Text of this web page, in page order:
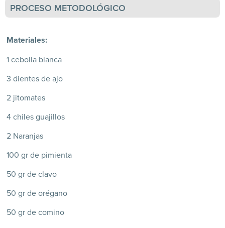
PROCESO METODOLÓGICO
Materiales:
1 cebolla blanca
3 dientes de ajo
2 jitomates
4 chiles guajillos
2 Naranjas
100 gr de pimienta
50 gr de clavo
50 gr de orégano
50 gr de comino